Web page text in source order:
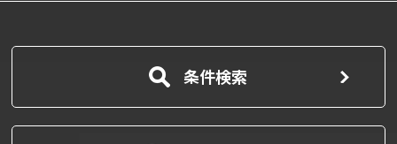
条件検索